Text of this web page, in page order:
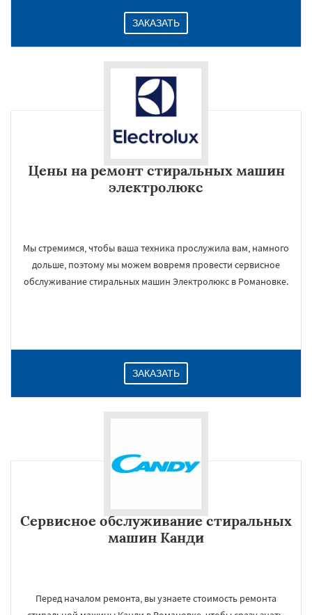
ЗАКАЗАТЬ
Цены на ремонт стиральных машин
электролюкс
Мы стремимся, чтобы ваша техника прослужила вам, намного
дольше, поэтому мы можем вовремя провести сервисное
обслуживание стиральных машин Электролюкс в Романовке.
ЗАКАЗАТЬ
Сервисное обслуживание стиральных
машин Канди
Перед началом ремонта, вы узнаете стоимость ремонта